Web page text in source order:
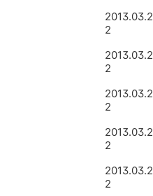
2013.03.2
2
2013.03.2
2
2013.03.2
2
2013.03.2
2
2013.03.2
2